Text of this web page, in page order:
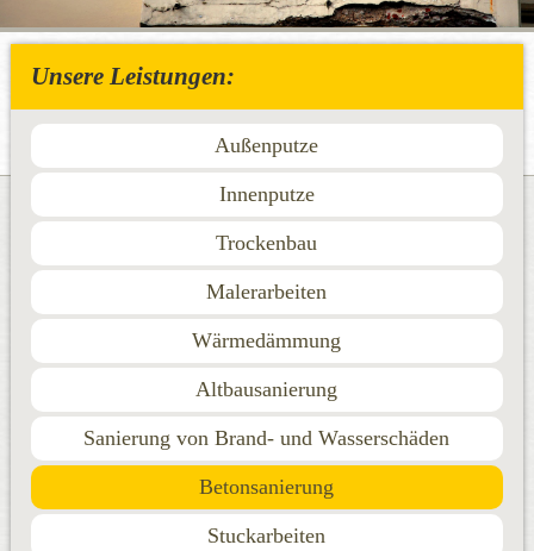
Unsere Leistungen:
Außenputze
Innenputze
Trockenbau
Malerarbeiten
Wärmedämmung
Altbausanierung
Sanierung von Brand- und Wasserschäden
Betonsanierung
Stuckarbeiten